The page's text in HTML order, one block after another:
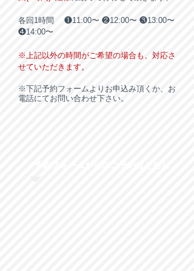
各回1時間 ❶11:00〜 ❷12:00〜 ❸13:00〜
❹14:00〜
※上記以外の時間がご希望の場合も、対応さ
せていただきます。
※下記予約フォームよりお申込み頂くか、 お
電話にてお問い合わせ下さい。